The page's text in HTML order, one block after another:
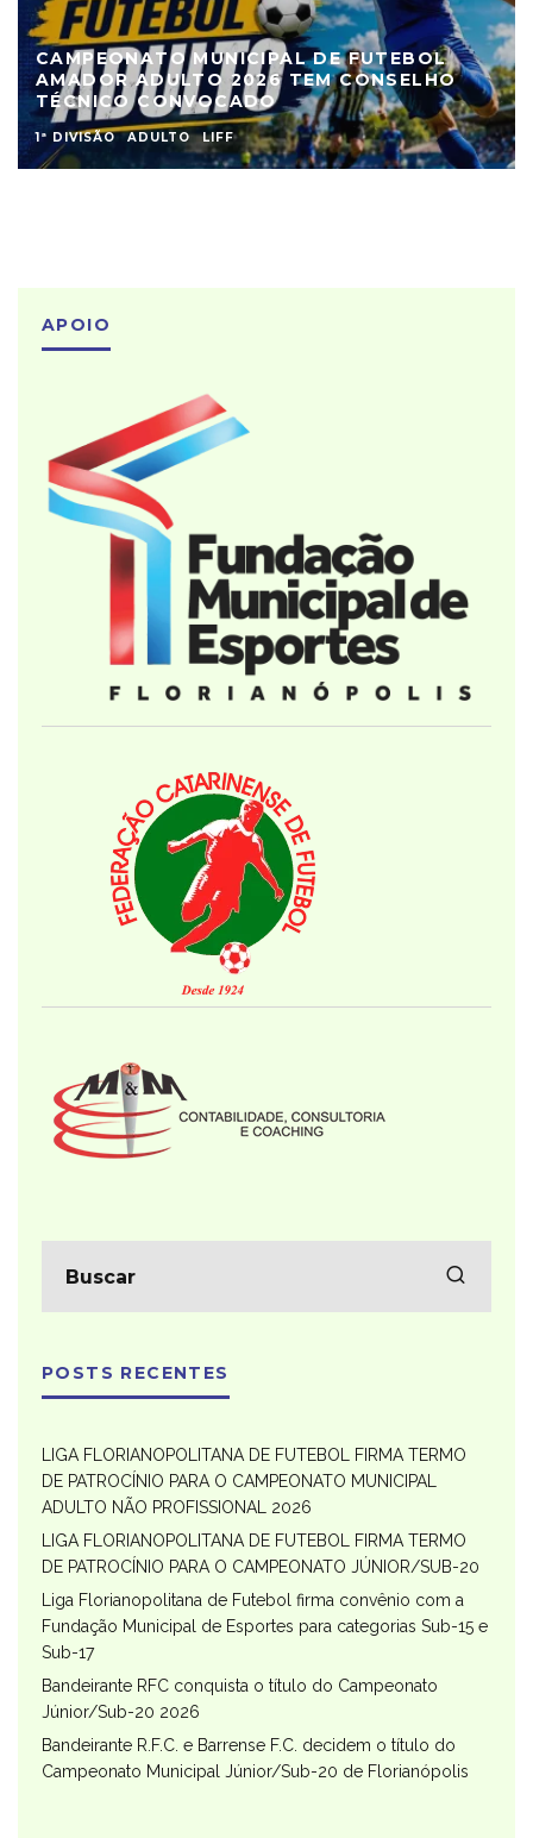
CAMPEONATO MUNICIPAL DE FUTEBOL
AMADOR ADULTO 2026 TEM CONSELHO
TÉCNICO CONVOCADO
1ª DIVISÃO ADULTO LIFF
APOIO
POSTS RECENTES
LIGA FLORIANOPOLITANA DE FUTEBOL FIRMA TERMO
DE PATROCÍNIO PARA O CAMPEONATO MUNICIPAL
ADULTO NÃO PROFISSIONAL 2026
LIGA FLORIANOPOLITANA DE FUTEBOL FIRMA TERMO
DE PATROCÍNIO PARA O CAMPEONATO JÚNIOR/SUB-20
Liga Florianopolitana de Futebol firma convênio com a
Fundação Municipal de Esportes para categorias Sub-15 e
Sub-17
Bandeirante RFC conquista o título do Campeonato
Júnior/Sub-20 2026
Bandeirante R.F.C. e Barrense F.C. decidem o título do
Campeonato Municipal Júnior/Sub-20 de Florianópolis